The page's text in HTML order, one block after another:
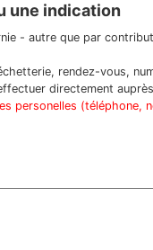
une indication
- autre que par
rendez-vous,
directement
personelles (téléphone,